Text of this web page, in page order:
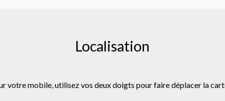
Localisation
votre mobile, utilisez vos deux doigts pour faire déplacer la